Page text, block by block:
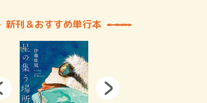
新刊＆おすすめ単行本